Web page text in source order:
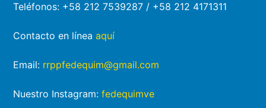
Teléfonos: +58 212 7539287 / +58 212 4171311
Contacto en líneaaquí
Email: rrppfedequim@gmail.com
Nuestro Instagram:fedequimve